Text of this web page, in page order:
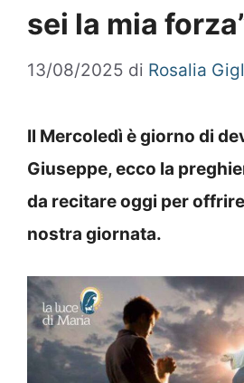
sei la mia
13/08/2025 di Rosalia
Il Mercoledì è giorno di
Giuseppe, ecco la
da recitare oggi per
nostra giornata.